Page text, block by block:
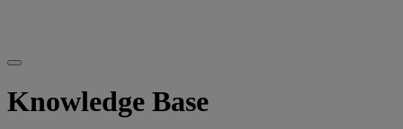
Knowledge Base